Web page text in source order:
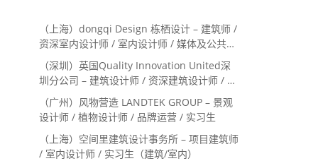
（上海）dongqi Design 栋栖设计 – 建筑师 /
资深室内设计师 / 室内设计师 / 媒体及公共关
系主管 / 设计实习生（常年招聘）
（深圳）英国Quality Innovation United深
圳分公司 – 建筑设计师 / 资深建筑设计师 / 室
内设计师 / 设计实习生
（广州）风物营造 LANDTEK GROUP – 景观
设计师 / 植物设计师 / 品牌运营 / 实习生
（上海）空间里建筑设计事务所 – 项目建筑师
/ 室内设计师 / 实习生（建筑/室内）